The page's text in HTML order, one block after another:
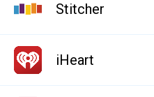
Stitcher
iHeart